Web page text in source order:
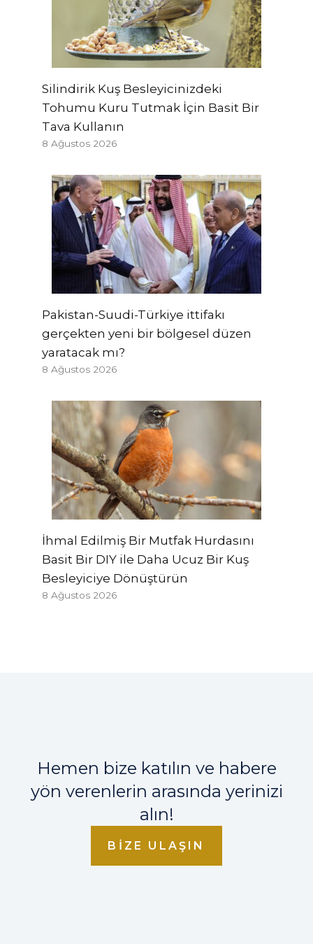
Silindirik Kuş Besleyicinizdeki
Tohumu Kuru Tutmak İçin Basit Bir
Tava Kullanın
8 Ağustos 2026
Pakistan-Suudi-Türkiye ittifakı
gerçekten yeni bir bölgesel düzen
yaratacak mı?
8 Ağustos 2026
İhmal Edilmiş Bir Mutfak Hurdasını
Basit Bir DIY ile Daha Ucuz Bir Kuş
Besleyiciye Dönüştürün
8 Ağustos 2026
Hemen bize katılın ve habere
yön verenlerin arasında yerinizi
alın!
BIZE ULAŞIN